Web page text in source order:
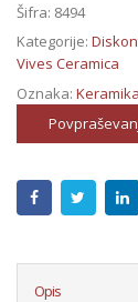
Šifra: 8494
Kategorije:
Vives Ceramica
Oznaka:
Opis